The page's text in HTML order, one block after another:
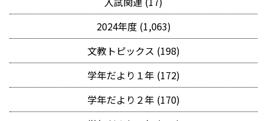
2024年度 (1,063)
文教トピックス (198)
学年だより１年 (172)
学年だより２年 (170)